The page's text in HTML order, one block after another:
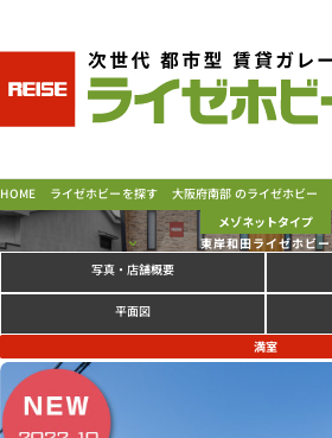
ライゼホビーの魅力
ラインナップ
ご契約の流れ・お支払方法
よくあるご質問
PICK UP!
HOME ライゼホビーを探す 大阪府南部 のライゼホビー
メゾネットタイプ
東岸和田ライゼホビー
写真・店舗概要
平面図
満室